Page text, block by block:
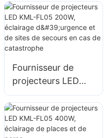
façades de
bâtiments et de
chantiers.
Fournisseur de
projecteurs LED
KML-FL05 200W,
éclairage d'urgence
et de sites de
secours en cas de